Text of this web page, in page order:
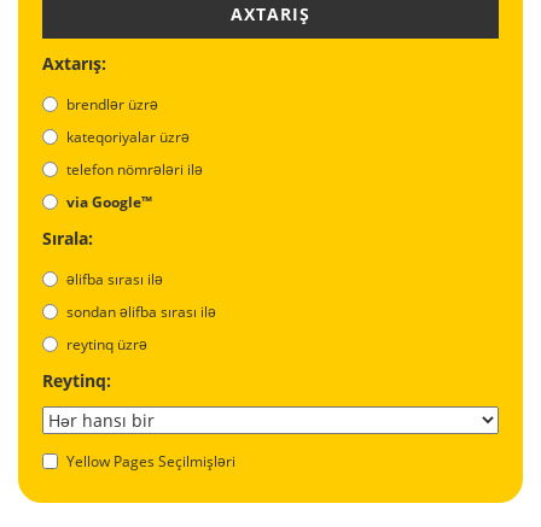
AXTARIŞ
Axtarış:
brendlər üzrə
kateqoriyalar üzrə
telefon nömrələri ilə
via Google™
Sırala:
əlifba sırası ilə
sondan əlifba sırası ilə
reytinq üzrə
Reytinq:
Yellow Pages Seçilmişləri